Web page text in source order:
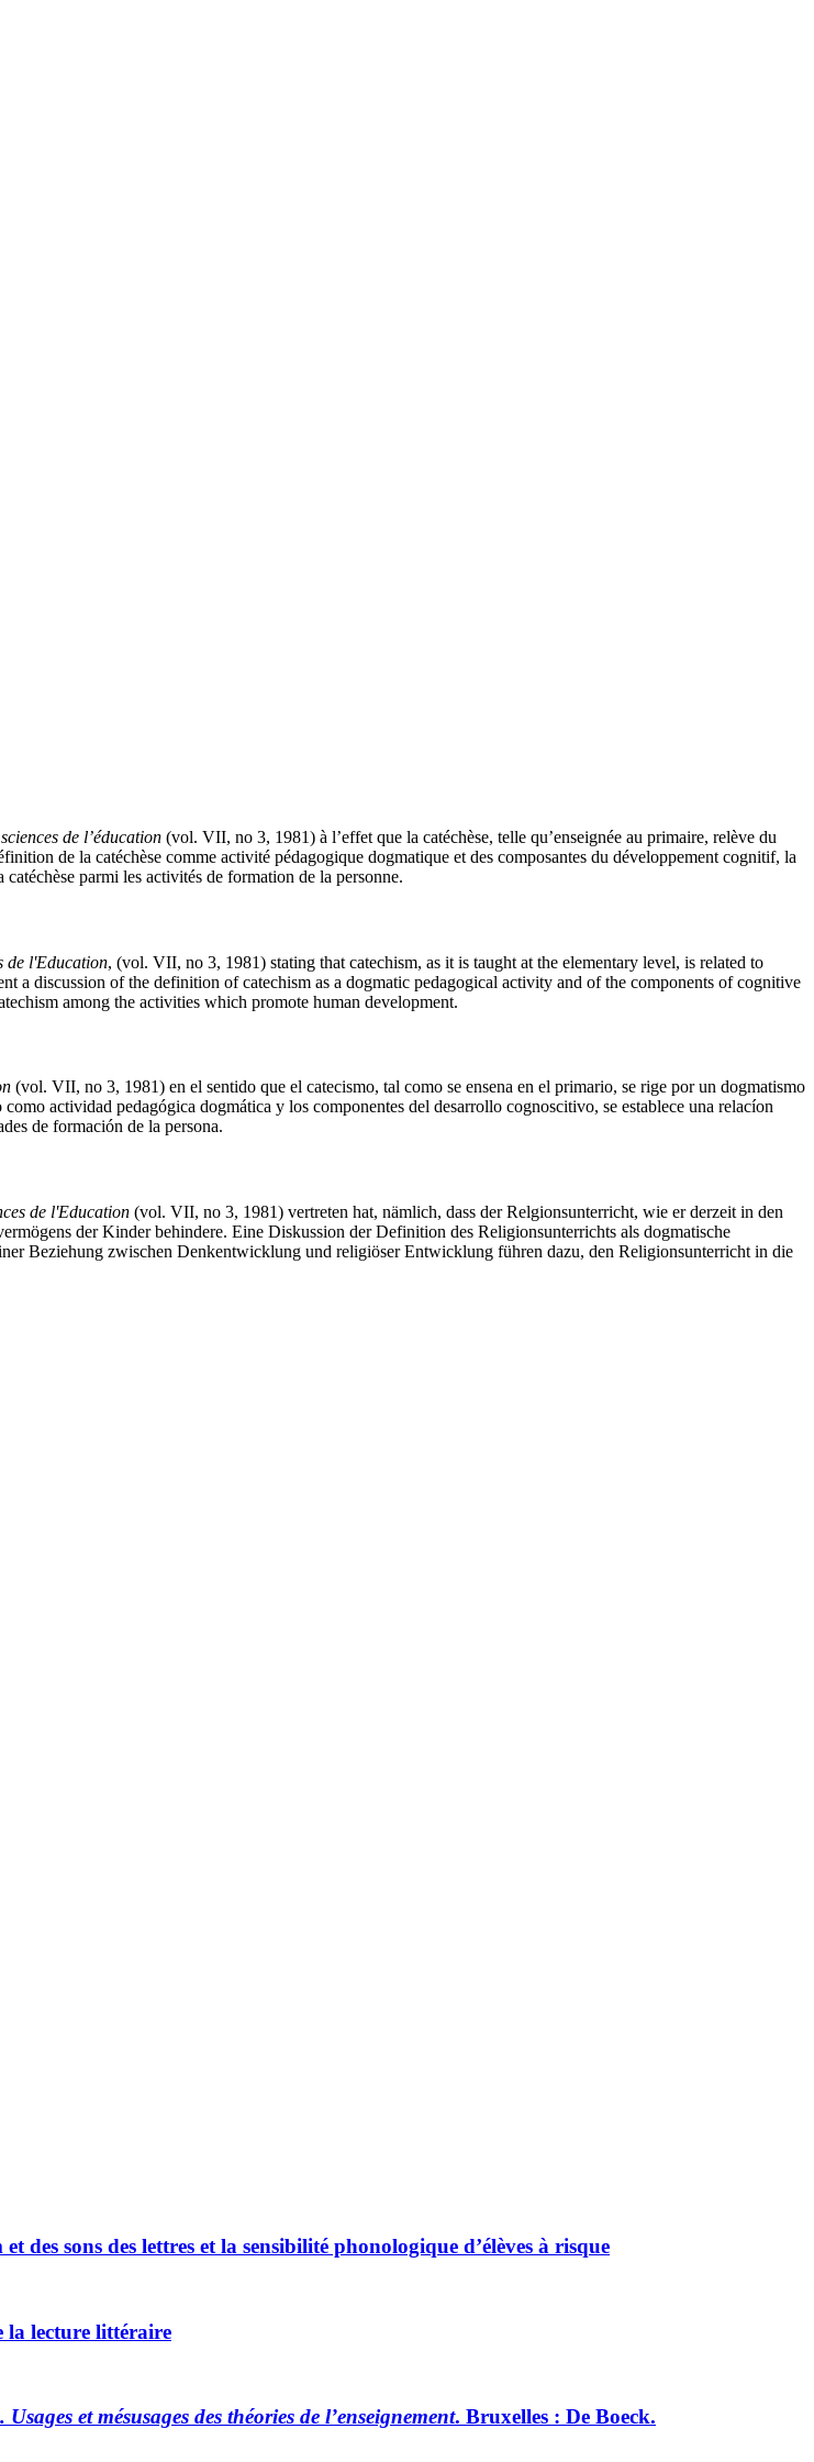
de l’éducation (vol. VII, no 3, 1981) à l’effet que la catéchèse, telle qu’enseignée au primaire, relève du
de la catéchèse comme activité pédagogique dogmatique et des composantes du développement cognitif, la
parmi les activités de formation de la personne.
de l'Education, (vol. VII, no 3, 1981) stating that catechism, as it is taught at the elementary level, is related to
a discussion of the definition of catechism as a dogmatic pedagogical activity and of the components of cognitive
among the activities which promote human development.
(vol. VII, no 3, 1981) en el sentido que el catecismo, tal como se ensena en el primario, se rige por un dogmatismo
actividad pedagógica dogmática y los componentes del desarrollo cognoscitivo, se establece una relacíon
de formación de la persona.
de l'Education (vol. VII, no 3, 1981) vertreten hat, nämlich, dass der Relgionsunterricht, wie er derzeit in den
der Kinder behindere. Eine Diskussion der Definition des Religionsunterrichts als dogmatische
Beziehung zwischen Denkentwicklung und religiöser Entwicklung führen dazu, den Religionsunterricht in die
des sons des lettres et la sensibilité phonologique d’élèves à risque
la lecture littéraire
et mésusages des théories de l’enseignement. Bruxelles : De Boeck.